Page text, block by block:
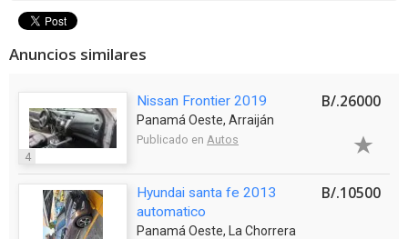
Anuncios similares
4
Nissan Frontier 2019
Panamá Oeste, Arraiján
Publicado en Autos
B/.26000
Hyundai santa fe 2013
automatico
Panamá Oeste, La Chorrera
B/.10500